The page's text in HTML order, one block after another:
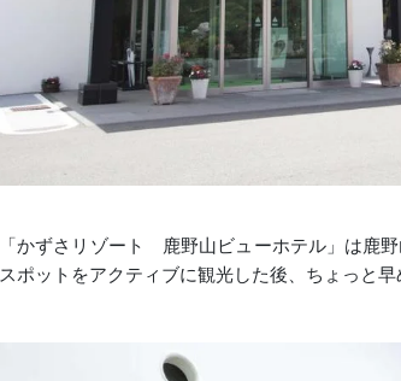
「かずさリゾート 鹿野山ビューホテル」は鹿
スポットをアクティブに観光した後、ちょっと早